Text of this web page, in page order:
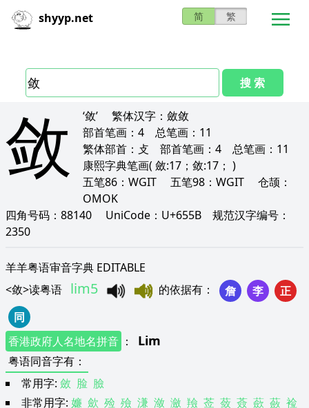
shyyp.net 简 繁
搜 索
敛 ‘敛’ 繁体汉字： 斂敛
部首笔画： 4 总笔画： 11
繁体部首： 攴 部首笔画： 4 总笔画： 11
康熙字典笔画( 斂:17；敛:17； )
五笔86： WGIT 五笔98： WGIT 仓颉：
OMOK
四角号码： 88140 UniCode： U+655B 规范汉字编号：
2350
羊羊粤语审音字典 EDITABLE
<敛>读粤语 lim5 的依据有 ： 詹 李
正
同
香港政府人名地名拼音 ： Lim
粤语同音字有 ：
常用字: 斂 脸 臉
非常用字: 嬚 歛 殓 殮 溓 潋 瀲 羷 莶 蔹 薟 蘝 蘞 裣